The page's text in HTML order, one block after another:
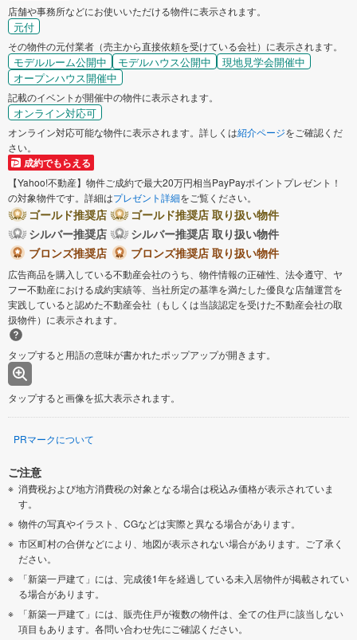
店舗や事務所などにお使いいただける物件に表示されます。
元付
その物件の元付業者（売主から直接依頼を受けている会社）に表示されます。
モデルルーム公開中 モデルハウス公開中
現地見学会開催中
オープンハウス開催中
記載のイベントが開催中の物件に表示されます。
オンライン対応可
オンライン対応可能な物件に表示されます。詳しくは紹介ページをご確認くだ
さい。
成約でもらえる
【Yahoo!不動産】物件ご成約で最大20万円相当PayPayポイントプレゼント！
の対象物件です。詳細はプレゼント詳細をご覧ください。
ゴールド推奨店
ゴールド推奨店 取り扱い物件
シルバー推奨店
シルバー推奨店 取り扱い物件
ブロンズ推奨店
ブロンズ推奨店 取り扱い物件
広告商品を購入している不動産会社のうち、物件情報の正確性、法令遵守、ヤ
フー不動産における成約実績等、当社所定の基準を満たした優良な店舗運営を
実践していると認めた不動産会社（もしくは当該認定を受けた不動産会社の取
扱物件）に表示されます。
タップすると用語の意味が書かれたポップアップが開きます。
タップすると画像を拡大表示されます。
PRマークについて
ご注意
消費税および地方消費税の対象となる場合は税込み価格が表示されていま
す。
物件の写真やイラスト、CGなどは実際と異なる場合があります。
市区町村の合併などにより、地図が表示されない場合があります。ご了承く
ださい。
「新築一戸建て」には、完成後1年を経過している未入居物件が掲載されてい
る場合があります。
「新築一戸建て」には、販売住戸が複数の物件は、全ての住戸に該当しない
項目もあります。各問い合わせ先にご確認ください。